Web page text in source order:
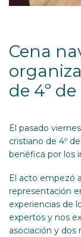
Cena
de 4º de
El pasado
cristiano de 4º
benéfica por los
El acto empezó
representación
experiencias de
expertos y nos
asociación y